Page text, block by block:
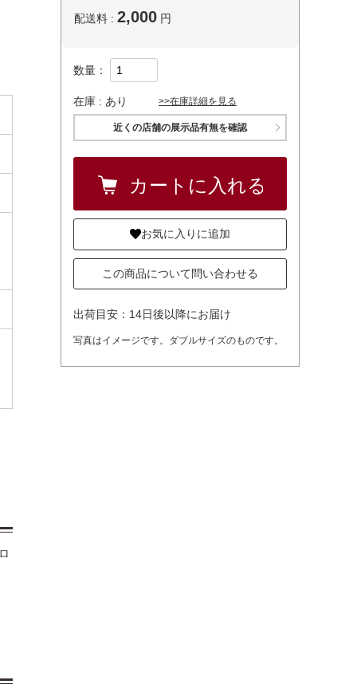
配送料 : 2,000 円
数量：
在庫 : あり >>在庫詳細を見る
近くの店舗の展示品有無を確認
お気に入りに追加
この商品について問い合わせる
出荷目安：14日後以降にお届け
写真はイメージです。ダブルサイズのものです。